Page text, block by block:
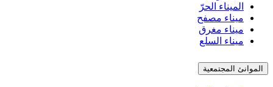
الميناء الحرّ
ميناء مصفح
ميناء مغرق
ميناء السلع
الموانئ المجتمعية